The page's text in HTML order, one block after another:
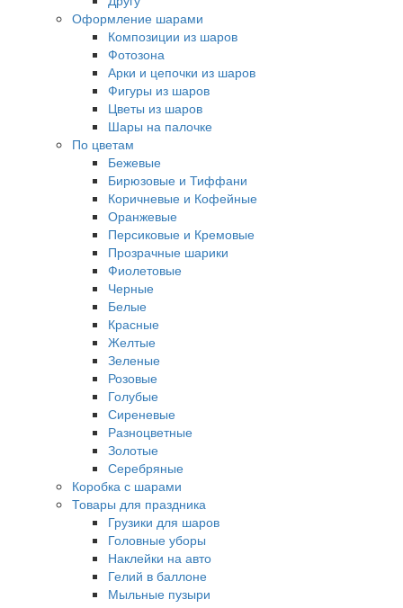
Оформление шарами
Композиции из шаров
Фотозона
Арки и цепочки из шаров
Фигуры из шаров
Цветы из шаров
Шары на палочке
По цветам
Бежевые
Бирюзовые и Тиффани
Коричневые и Кофейные
Оранжевые
Персиковые и Кремовые
Прозрачные шарики
Фиолетовые
Черные
Белые
Красные
Желтые
Зеленые
Розовые
Голубые
Сиреневые
Разноцветные
Золотые
Серебряные
Коробка с шарами
Товары для праздника
Грузики для шаров
Головные уборы
Наклейки на авто
Гелий в баллоне
Мыльные пузыри